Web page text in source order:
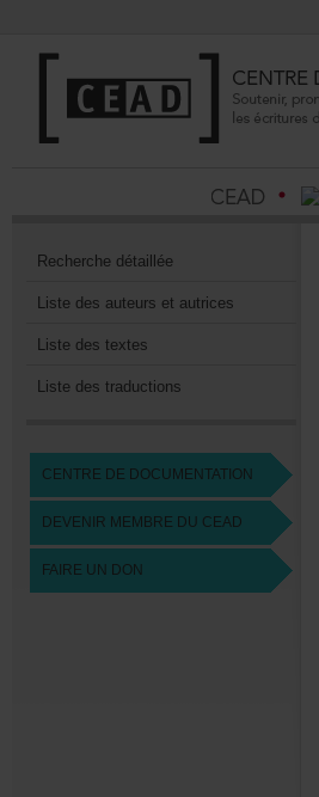
Recherchedétaillée
Listedesauteursetautrices
Listedestextes
Listedestraductions
CENTREDEDOCUMENTATION
DEVENIRMEMBREDUCEAD
FAIREUNDON